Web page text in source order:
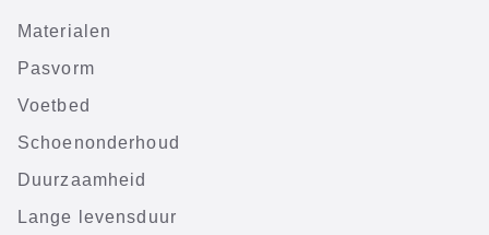
Materialen
Pasvorm
Voetbed
Schoenonderhoud
Duurzaamheid
Lange levensduur